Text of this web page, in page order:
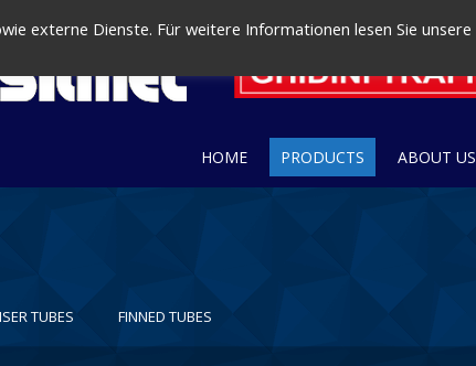
HOME PRODUCTS ABOUT US
TUBES FINNED TUBES
externe Dienste. Für weitere Informationen lesen Sie unsere